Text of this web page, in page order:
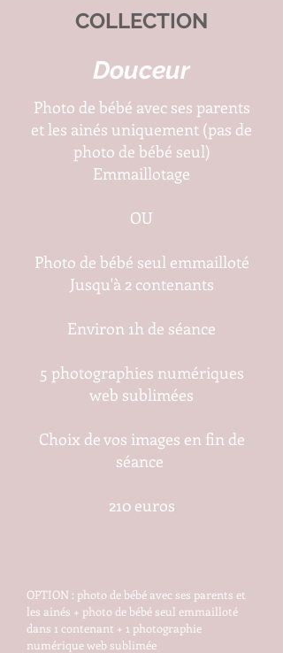
COLLECTION
Douceur
Photo de bébé avec ses parents
et les ainés uniquement (pas de
photo de bébé seul)
Emmaillotage
OU
Photo de bébé seul emmailloté
Jusqu'à 2 contenants
Environ 1h de séance
5 photographies numériques
web sublimées
Choix de vos images en fin de
séance
210 euros
OPTION : photo de bébé avec ses parents et
les ainés + photo de bébé seul emmailloté
dans 1 contenant + 1 photographie
numérique web sublimée